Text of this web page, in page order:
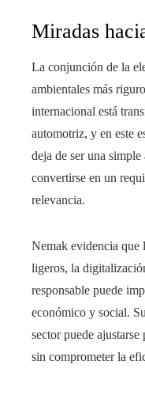
Miradas
La conjunción de la
ambientales más
internacional está
automotriz, y en este
deja de ser una
convertirse en un
relevancia.
Nemak evidencia que
ligeros, la
responsable puede
económico y social.
sector puede
sin comprometer la